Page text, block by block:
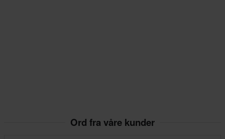
Ord fra våre kunder